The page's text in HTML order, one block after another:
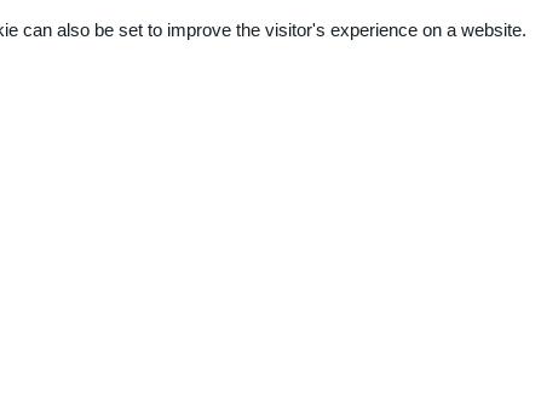
can also be set to improve the visitor's experience on a website.